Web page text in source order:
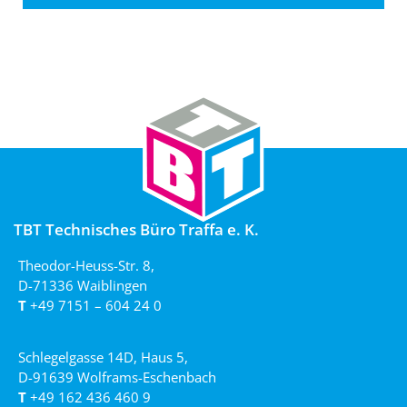
TBT Technisches Büro Traffa e. K.
Theodor-Heuss-Str. 8,
D-71336 Waiblingen
T +49 7151 – 604 24 0
Schlegelgasse 14D, Haus 5,
D-91639 Wolframs-Eschenbach
T +49 162 436 460 9